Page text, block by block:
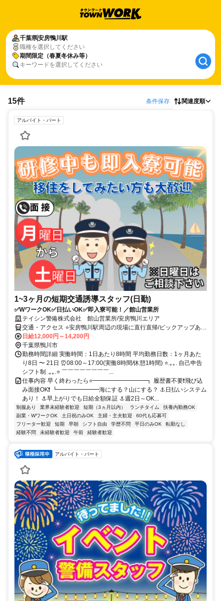
千葉県安房鴨川駅
職種を選択してください
期間限定（春夏冬休み等）
キーワードを選択してください
15件 条件保存 関連度順
アルバイト・パート
1~3ヶ月の短期交通誘導スタッフ(日勤)
✅WワークOK✅日払いOK✅即入寮可能！／館山営業所
テイシン警備株式会社 館山営業所/安房鴨川エリア
交通・アクセス ⭐安房鴨川駅周辺の現場に直行直帰/ピックアップあ
り！移動の心配は不要です♪
日給12,000円～14,200円
千葉県鴨川市
勤務時間詳細 実働時間：1日あたり8時間 平均勤務日数：1ヶ月あた
り8日 〜 21日 ⏰08:00～17:00(実働8時間/休憩1時間) ⭐.｡｡. 自己申告
シフト制 .｡｡.⭐ ￣￣￣￣￣￣￣￣...
仕事内容 早く終わったら⭐━━━━━━━━━┓ 履歴書不要❗飛び込
み面接OK❗ ┗━━━━━━━海にする？山にする？ ⚓日払いシステム
あり！ ⚓早上がりでも日給全額保証 ⚓週2日～OK...
制服あり 業界未経験者歓迎 短期（3ヵ月以内） ランチタイム
扶養内勤務OK
副業・WワークOK
土日祝のみOK 主婦・主夫歓迎
60代も応募可
フリーター歓迎
短期 早朝 シフト自由 学歴不問 平日のみOK
転勤なし
経験不問
未経験者歓迎 午前 経験者歓迎
アルバイト・パート